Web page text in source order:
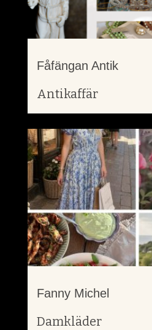
Fåfängan Antik
Antikaffär
Fanny Michel
Damkläder